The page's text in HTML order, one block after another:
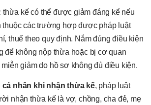
thừa kế có thể được giảm đáng kể nếu
thuộc các trường hợp được pháp luật
thuế theo quy định. Nắm đúng điều kiện
để không nộp thừa hoặc bị cơ quan
giảm do hồ sơ không đủ điều kiện.
nhân khi nhận thừa kế, pháp luật
nhận thừa kế là vợ, chồng, cha đẻ, mẹ